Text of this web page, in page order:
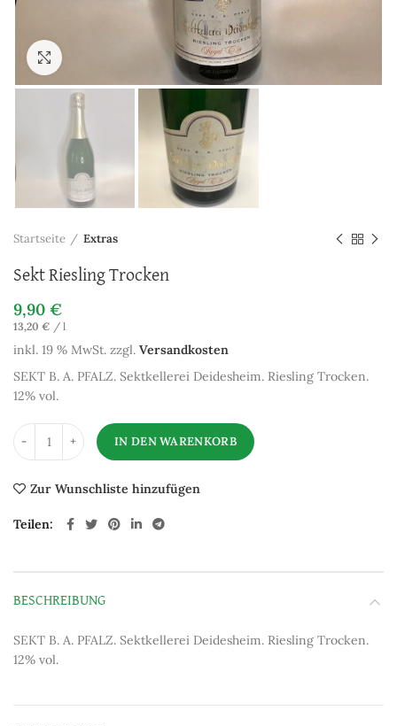
Zum Vergrößern anklicken
Startseite Extras
Sekt Riesling Trocken
9,90 €
13,20 € / l
inkl. 19 % MwSt. zzgl. Versandkosten
SEKT B. A. PFALZ. Sektkellerei Deidesheim. Riesling Trocken.
12% vol.
IN DEN WARENKORB
Zur Wunschliste hinzufügen
Teilen
BESCHREIBUNG
SEKT B. A. PFALZ. Sektkellerei Deidesheim. Riesling Trocken.
12% vol.